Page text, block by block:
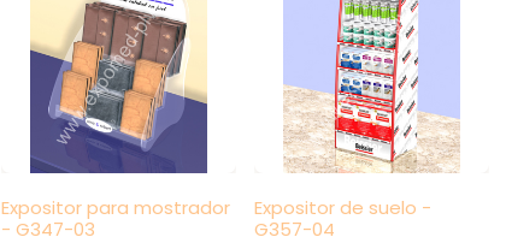
Expositor para mostrador
- G347-03
Expositor de suelo -
G357-04